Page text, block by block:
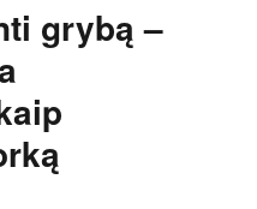
grybą –